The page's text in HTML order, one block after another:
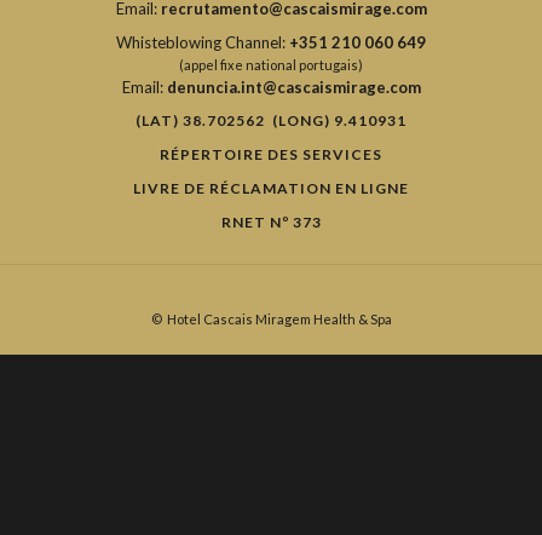
Email: recrutamento@cascaismirage.com
Whisteblowing Channel: +351 210 060 649
(appel fixe national portugais)
Email: denuncia.int@cascaismirage.com
(LAT) 38.702562 (LONG) 9.410931
RÉPERTOIRE DES SERVICES
LIVRE DE RÉCLAMATION EN LIGNE
RNET Nº 373
© Hotel Cascais Miragem Health & Spa